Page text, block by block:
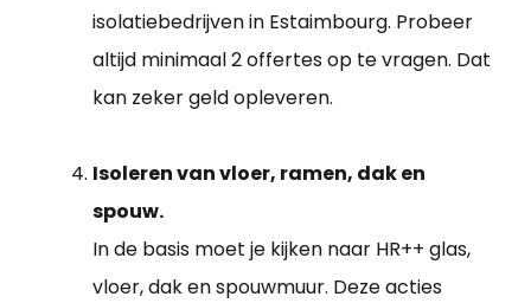
isolatiebedrijven in Estaimbourg. Probeer
altijd minimaal 2 offertes op te vragen. Dat
kan zeker geld opleveren.
Isoleren van vloer, ramen, dak en
spouw.
In de basis moet je kijken naar HR++ glas,
vloer, dak en spouwmuur. Deze acties